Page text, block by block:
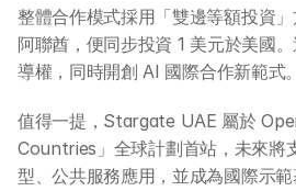
整體合作模式採用「雙邊等額投資
阿聯酋，便同步投資 1 美元於美國
導權，同時開創 AI 國際合作新範式。
值得一提，Stargate UAE 屬於
Countries」全球計劃首站，未來將
型、公共服務應用，並成為國際示範